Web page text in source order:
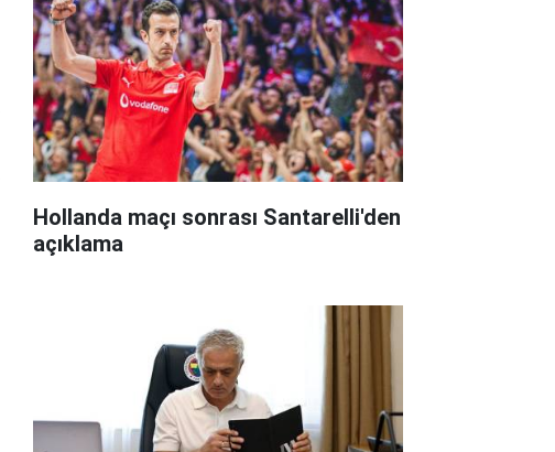
Hollanda maçı sonrası Santarelli'den
açıklama